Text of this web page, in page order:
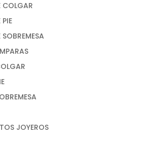
COLGAR
JOYEROS